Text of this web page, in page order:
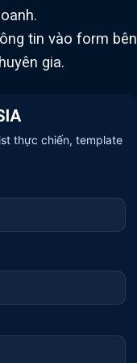
tin vào form bên
gia.
thực chiến, template